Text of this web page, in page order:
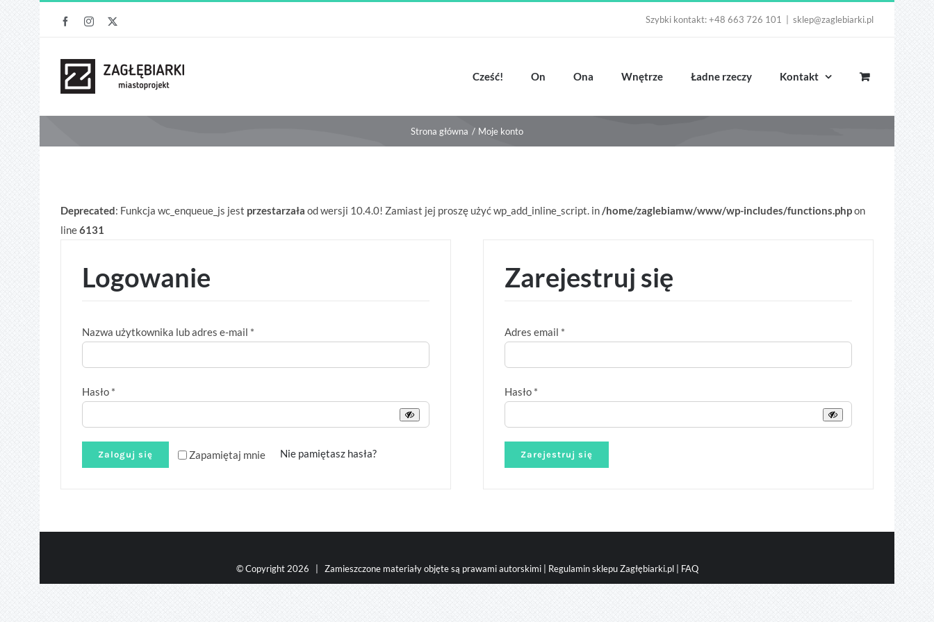
FacebookInstagram Szybki kontakt: +48 663 726 101 sklep@zaglebiarki.pl
Cześć! On Ona Wnętrze Ładne rzeczy Kontakt
Strona główna Moje konto
Deprecated: Funkcja wc_enqueue_js jest przestarzała od wersji 10.4.0! Zamiast jej proszę użyć wp_add_inline_script. in/home/zaglebiamw/www/wp-includes/functions.phpon
line6131
Logowanie
Nazwa użytkownika lub adres e-mail *
Hasło *
Zapamiętaj mnie
Zaloguj się Nie pamiętasz hasła?
Zarejestruj się
Adres email *
Hasło *
Zarejestruj się
© Copyright 2026 | Zamieszczone materiały objęte są prawami autorskimi | Regulamin sklepu Zagłębiarki.pl| FAQ